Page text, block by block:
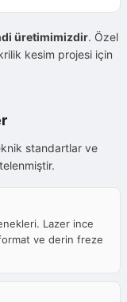
üretimimizdir. Özel
kesim projesi için
standartlar ve
Lazer ince
ve derin freze